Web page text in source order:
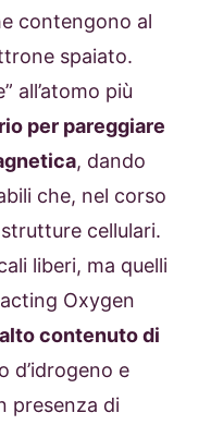
contengono al
spaiato.
all’atomo più
per pareggiare
, dando
che, nel corso
cellulari.
liberi, ma quelli
Oxygen
contenuto di
d’idrogeno e
presenza di